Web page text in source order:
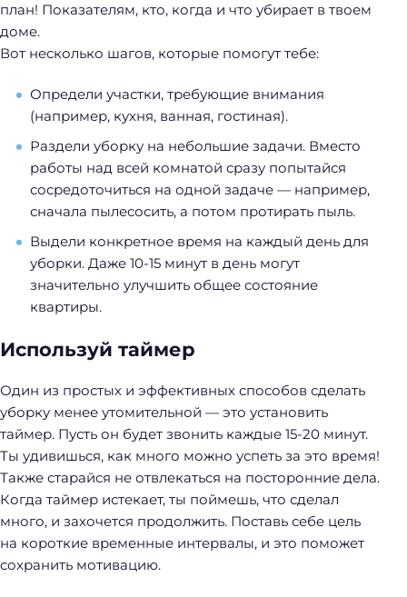
план! Показателям, кто, когда и что убирает в твоем
доме.
Вот несколько шагов, которые помогут тебе:
Определи участки, требующие внимания
(например, кухня, ванная, гостиная).
Раздели уборку на небольшие задачи. Вместо
работы над всей комнатой сразу попытайся
сосредоточиться на одной задаче — например,
сначала пылесосить, а потом протирать пыль.
Выдели конкретное время на каждый день для
уборки. Даже 10-15 минут в день могут
значительно улучшить общее состояние
квартиры.
Используй таймер
Один из простых и эффективных способов сделать
уборку менее утомительной — это установить
таймер. Пусть он будет звонить каждые 15-20 минут.
Ты удивишься, как много можно успеть за это время!
Также старайся не отвлекаться на посторонние дела.
Когда таймер истекает, ты поймешь, что сделал
много, и захочется продолжить. Поставь себе цель
на короткие временные интервалы, и это поможет
сохранить мотивацию.